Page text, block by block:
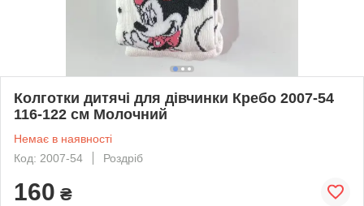
Колготки дитячі для дівчинки Кребо 2007-54
116-122 см Молочний
Немає в наявності
Код: 2007-54
Роздріб
160 ₴